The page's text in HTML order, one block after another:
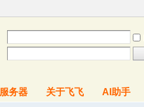
务器 关于飞飞 AI助手